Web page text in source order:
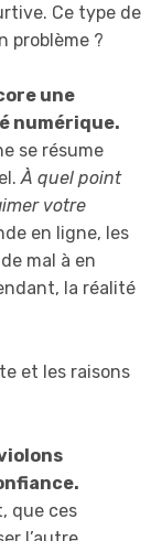
Ce type de
problème ?
une
numérique.
se résume
À quel point
votre
en ligne, les
mal à en
la réalité
et les raisons
que ces